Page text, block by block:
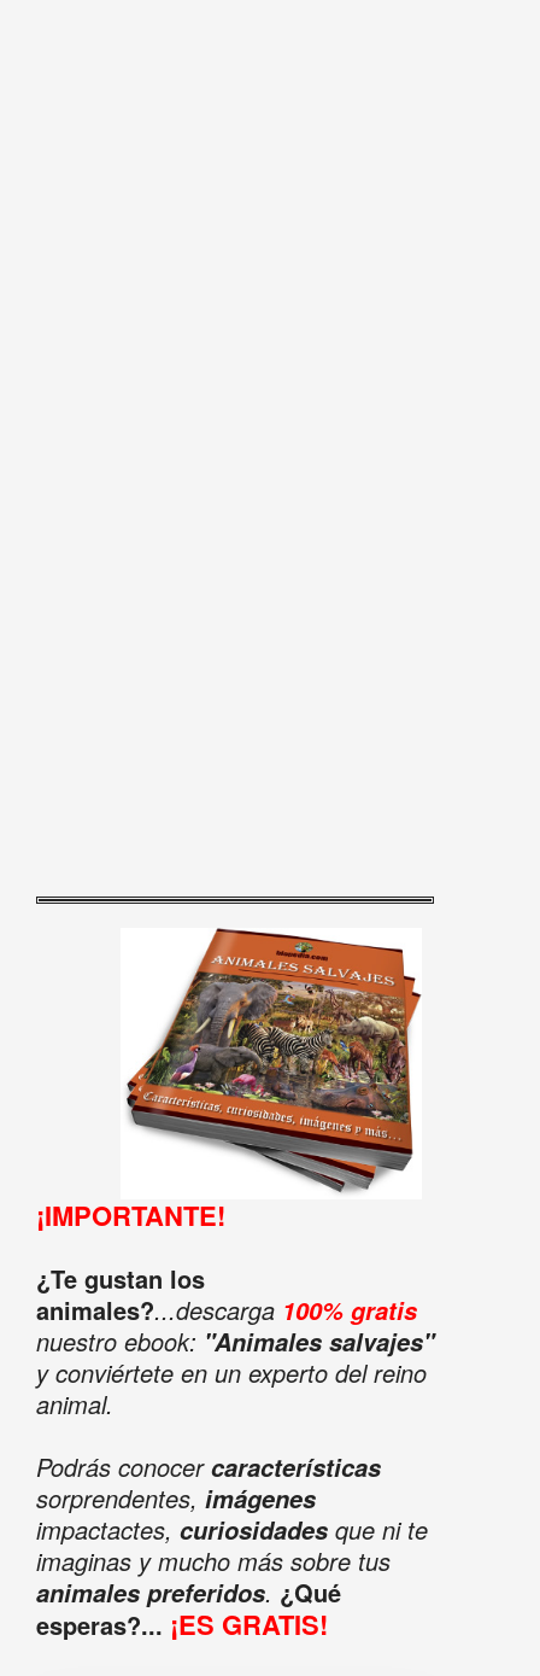
¡IMPORTANTE!
¿Te gustan los
animales?...descarga 100% gratis
nuestro ebook: "Animales salvajes"
y conviértete en un experto del reino
animal.
Podrás conocercaracterísticas
sorprendentes, imágenes
impactactes, curiosidadesque ni te
imaginas y mucho más sobre tus
animales preferidos. ¿Qué
esperas?... ¡ES GRATIS!